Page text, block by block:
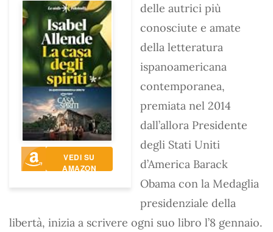
VEDI SU
AMAZON
delle autrici più
conosciute e amate
della letteratura
ispanoamericana
contemporanea,
premiata nel 2014
dall’allora Presidente
degli Stati Uniti
d’America Barack
Obama con la Medaglia
presidenziale della
libertà, inizia a scrivere ogni suo libro l’8 gennaio.